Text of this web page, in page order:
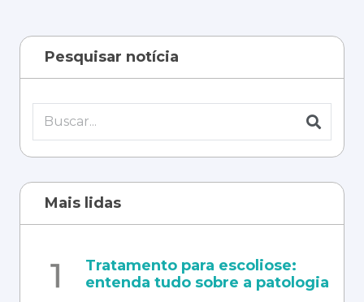
Pesquisar notícia
Mais lidas
Tratamento para escoliose:
entenda tudo sobre a patologia